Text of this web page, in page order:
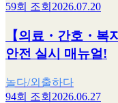
59회 조회 2026.07.20
【의료・간호・복
안전 실시 매뉴얼!
놀다/외출하다
94회 조회 2026.06.27